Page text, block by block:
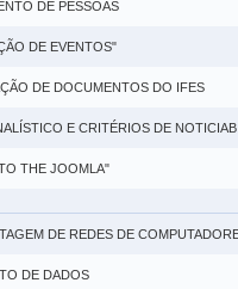
DE PESSOAS
DE EVENTOS"
DE DOCUMENTOS DO IFES
E CRITÉRIOS DE
THE JOOMLA"
DE REDES DE
DE DADOS